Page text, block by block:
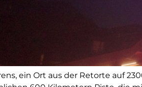
ein Ort aus der Retorte auf